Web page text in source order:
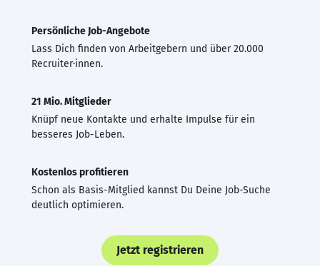
Persönliche Job-Angebote
Lass Dich finden von Arbeitgebern und über 20.000
Recruiter·innen.
21 Mio. Mitglieder
Knüpf neue Kontakte und erhalte Impulse für ein
besseres Job-Leben.
Kostenlos profitieren
Schon als Basis-Mitglied kannst Du Deine Job-Suche
deutlich optimieren.
Jetzt registrieren